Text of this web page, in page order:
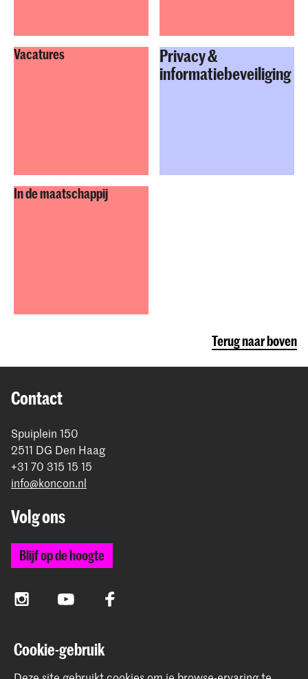
Vacatures
Privacy &
informatiebeveiliging
In de maatschappij
Terug naar boven
Contact
Spuiplein 150
2511 DG Den Haag
+31 70 315 15 15
info@koncon.nl
Volg ons
Blijf op de hoogte
InstagramYouTube Facebook
Het Koninklijk Conservatorium en de Koninklijke
Academie van Beeldende Kunsten vormen samen
Cookie-gebruik